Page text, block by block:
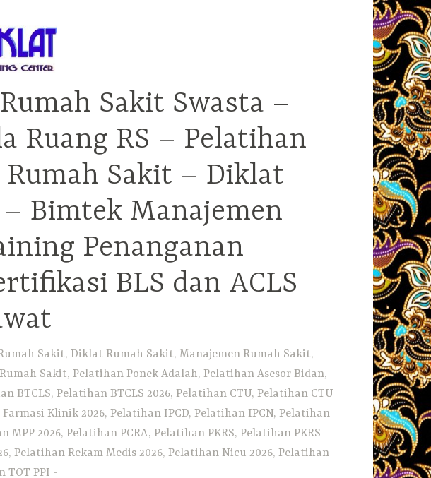
Sakit Swasta –
Ruang RS – Pelatihan
Sakit – Diklat
Bimtek Manajemen
Penanganan
BLS dan ACLS
Sakit, Diklat Rumah Sakit, Manajemen Rumah Sakit,
Sakit, Pelatihan Ponek Adalah, Pelatihan Asesor Bidan,
BTCLS, Pelatihan BTCLS 2026, Pelatihan CTU, Pelatihan CTU
Klinik 2026, Pelatihan IPCD, Pelatihan IPCN, Pelatihan
2026, Pelatihan PCRA, Pelatihan PKRS, Pelatihan PKRS
Pelatihan Rekam Medis 2026, Pelatihan Nicu 2026, Pelatihan
TOT PPI